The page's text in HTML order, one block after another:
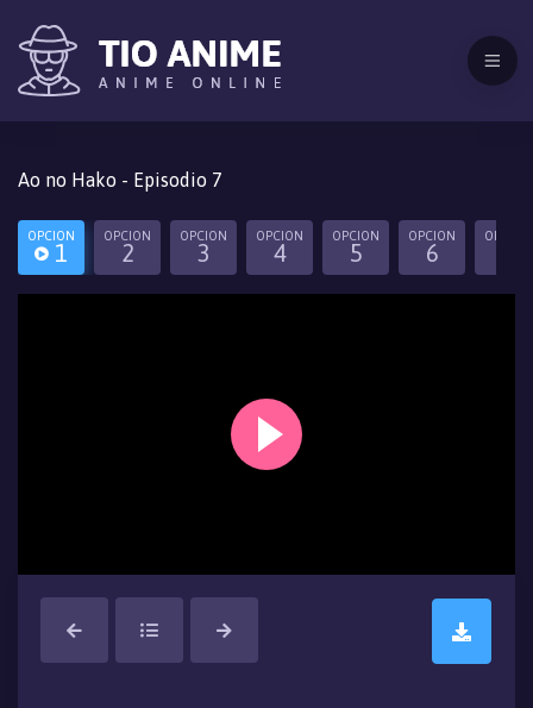
Ao no Hako - Episodio 7
OPCION
1
OPCION
2
OPCION
3
OPCION
4
OPCION
5
OPCION
6
OPCION